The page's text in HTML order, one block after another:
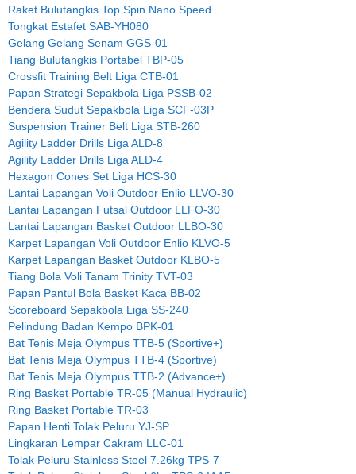
Raket Bulutangkis Top Spin Nano Speed
Tongkat Estafet SAB-YH080
Gelang Gelang Senam GGS-01
Tiang Bulutangkis Portabel TBP-05
Crossfit Training Belt Liga CTB-01
Papan Strategi Sepakbola Liga PSSB-02
Bendera Sudut Sepakbola Liga SCF-03P
Suspension Trainer Belt Liga STB-260
Agility Ladder Drills Liga ALD-8
Agility Ladder Drills Liga ALD-4
Hexagon Cones Set Liga HCS-30
Lantai Lapangan Voli Outdoor Enlio LLVO-30
Lantai Lapangan Futsal Outdoor LLFO-30
Lantai Lapangan Basket Outdoor LLBO-30
Karpet Lapangan Voli Outdoor Enlio KLVO-5
Karpet Lapangan Basket Outdoor KLBO-5
Tiang Bola Voli Tanam Trinity TVT-03
Papan Pantul Bola Basket Kaca BB-02
Scoreboard Sepakbola Liga SS-240
Pelindung Badan Kempo BPK-01
Bat Tenis Meja Olympus TTB-5 (Sportive+)
Bat Tenis Meja Olympus TTB-4 (Sportive)
Bat Tenis Meja Olympus TTB-2 (Advance+)
Ring Basket Portable TR-05 (Manual Hydraulic)
Ring Basket Portable TR-03
Papan Henti Tolak Peluru YJ-SP
Lingkaran Lempar Cakram LLC-01
Tolak Peluru Stainless Steel 7.26kg TPS-7